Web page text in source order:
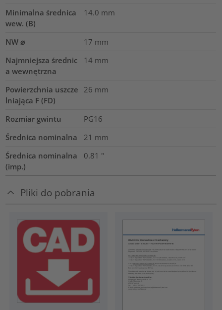
Minimalna średnica
wew. (B)
14.0 mm
NW ⌀ 17 mm
Najmniejsza średnic
a wewnętrzna
14 mm
Powierzchnia uszcze
lniająca F (FD)
26 mm
Rozmiar gwintu
PG16
Średnica nominalna
21 mm
Średnica nominalna
(imp.)
0.81 "
Pliki do pobrania